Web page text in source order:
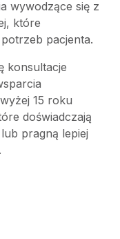
wywodzące się z
które
pacjenta.
konsultacje
15 roku
doświadczają
pragną lepiej